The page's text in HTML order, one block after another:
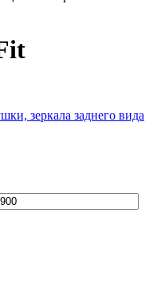
зеркала заднего вида